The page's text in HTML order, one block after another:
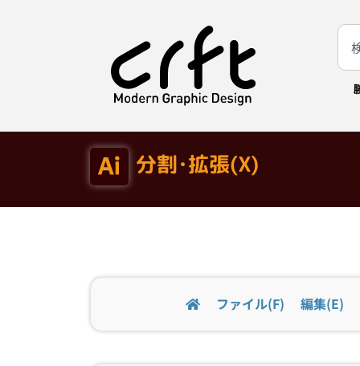
分割･拡張(X)
ファイル(F) 編集(E)